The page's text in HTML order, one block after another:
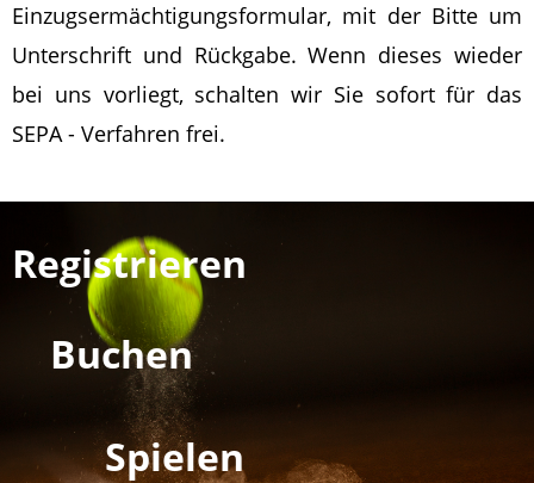
Einzugsermächtigungsformular, mit der Bitte um
Unterschrift und Rückgabe. Wenn dieses wieder
bei uns vorliegt, schalten wir Sie sofort für das
SEPA - Verfahren frei.
Registrieren
Buchen
Spielen